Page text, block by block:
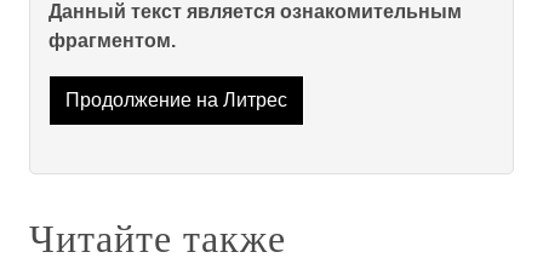
Данный текст является ознакомительным
фрагментом.
Продолжение на Литрес
Читайте также